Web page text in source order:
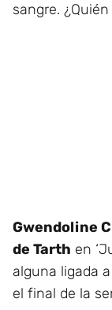
sangre.
Gwendoline
de Tarth en
alguna ligada
el final de la